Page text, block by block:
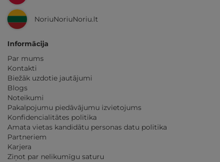
NoriuNoriuNoriu.lt
Informācija
Par mums
Kontakti
Biežāk uzdotie jautājumi
Blogs
Noteikumi
Pakalpojumu piedāvājumu izvietojums
Konfidencialitātes politika
Amata vietas kandidātu personas datu politika
Partneriem
Karjera
Ziņot par nelikumīgu saturu